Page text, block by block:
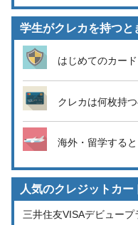
学生がクレカを持つ
はじめてのカー
クレカは何枚持
海外・留学する
人気のクレジットカー
三井住友VISAデビュープ